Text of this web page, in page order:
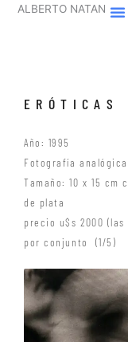
ALBERTO NATAN
ERÓTICAS
Año: 1995
Fotografía
Tamaño: 10 x 15
de plata
precio u$s 2000
por conjunto (1/5)